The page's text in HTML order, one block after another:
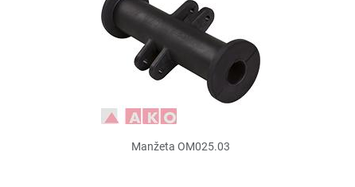
Manžeta OM025.03